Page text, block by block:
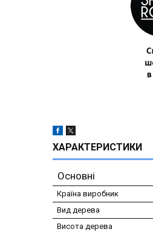
ХАРАКТЕРИСТИКИ
Основні
Країна виробник
Вид дерева
Висота дерева